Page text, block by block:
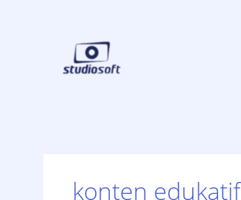
konten edukatif